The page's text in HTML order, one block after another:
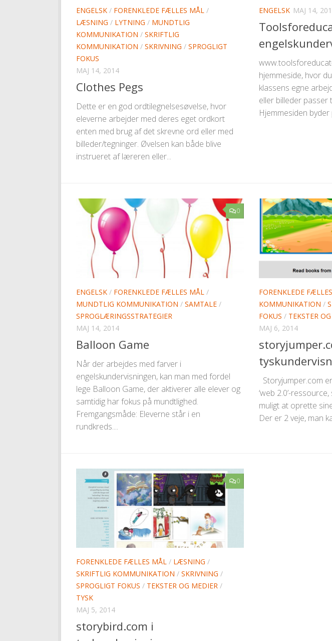
ENGELSK / FORENKLEDE FÆLLES MÅL /
LÆSNING / LYTNING / MUNDTLIG
KOMMUNIKATION / SKRIFTLIG
KOMMUNIKATION / SKRIVNING / SPROGLIGT
FOKUS
MAJ 14, 2014
Clothes Pegs
Dette er en god ordtilegnelsesøvelse, hvor
eleverne arbejder med deres eget ordkort
enten med brug af det skrevne ord eller med
billeder/tegninger. Øvelsen kan både blive
instrueret af læreren eller...
ENGELSK MAJ 14,
hjemmeside, hvor
klassens egne
eller billeder passer
Hjemmesiden
0
ENGELSK / FORENKLEDE FÆLLES MÅL /
MUNDTLIG KOMMUNIKATION / SAMTALE /
SPROGLÆRINGSSTRATEGIER
MAJ 14, 2014
Balloon Game
Når der arbejdes med farver i
engelskundervisningen, kan man med fordel
lege Balloon Game, der aktiverer alle elever og
samtidig har fokus på mundtlighed.
Fremgangsmåde: Eleverne står i en
rundkreds....
FORENKLEDE
KOMMUNIKATION /
FOKUS / TEKSTER
MAJ 6, 2014
Storyjumper.com
‘web 2.0’-
muligt at oprette
Der er 2 veje, man
0
FORENKLEDE FÆLLES MÅL / LÆSNING /
SKRIFTLIG KOMMUNIKATION / SKRIVNING /
SPROGLIGT FOKUS / TEKSTER OG MEDIER /
TYSK
MAJ 5, 2014
storybird.com i